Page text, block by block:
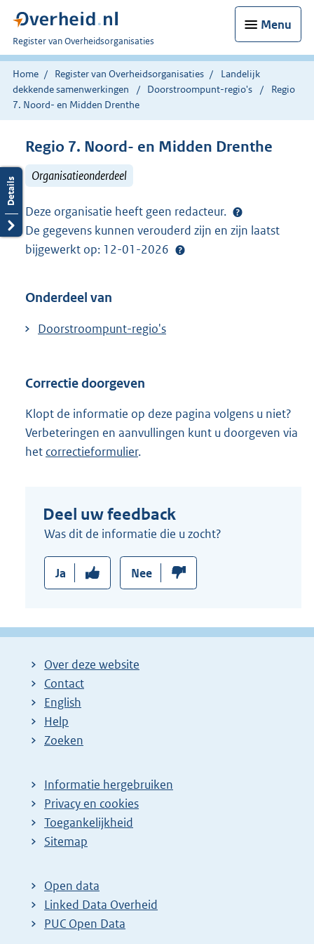
Menu
U
bent
nu
hier:
Register van Overheidsorganisaties
Home Register van Overheidsorganisaties
Landelijk
dekkende samenwerkingen
Doorstroompunt-regio's
Regio
7. Noord- en Midden Drenthe
Regio 7. Noord- en Midden Drenthe
Organisatieonderdeel
Deze organisatie heeft geen redacteur.
De gegevens kunnen verouderd zijn en zijn laatst
bijgewerkt op: 12-01-2026
Onderdeel van
Doorstroompunt-regio's
Correctie doorgeven
Klopt de informatie op deze pagina volgens u niet?
Verbeteringen en aanvullingen kunt u doorgeven via
het correctieformulier.
Deel uw feedback
Was dit de informatie die u zocht?
Ja Nee
Over deze website
Contact
English
Help
Zoeken
Informatie hergebruiken
Privacy en cookies
Toegankelijkheid
Sitemap
Open data
Linked Data Overheid
PUC Open Data